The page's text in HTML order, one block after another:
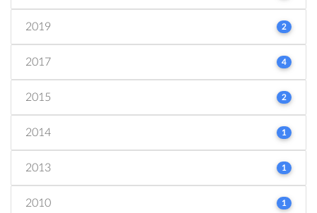
2019 2
2017 4
2015 2
2014 1
2013 1
2010 1